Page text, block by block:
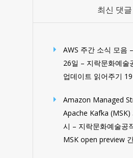
최신 댓글
AWS 주간 소식 모음
26일 – 지락문화예술
업데이트 읽어주기
Amazon Managed
Apache Kafka (MSK)
시 – 지락문화예술공
MSK open preview